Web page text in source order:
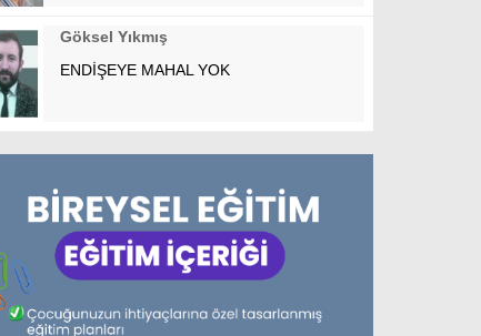
Göksel Yıkmış
ENDİŞEYE MAHAL YOK